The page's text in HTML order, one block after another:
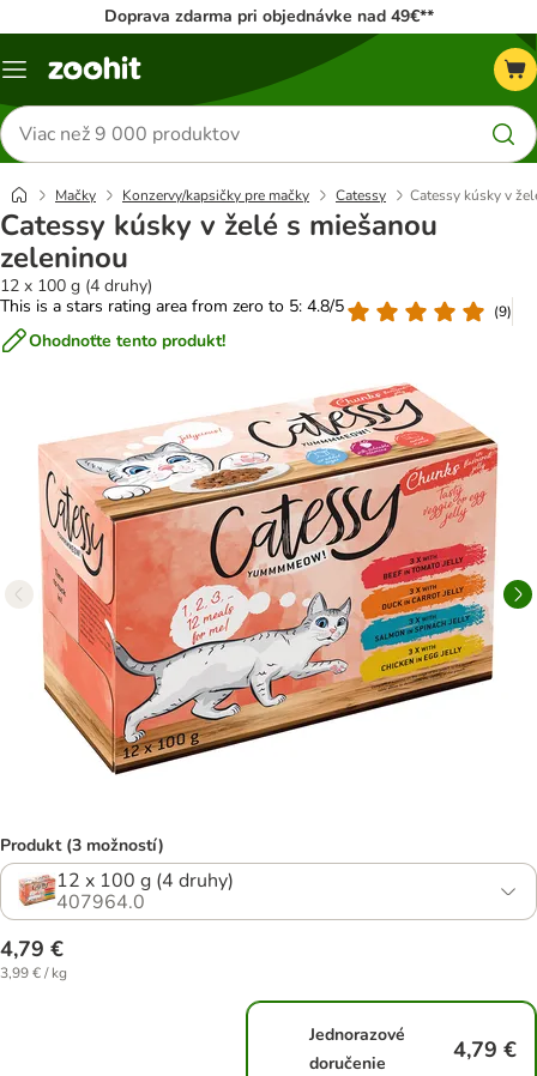
Doprava zdarma pri objednávke nad 49€**
Kategórie
Hľadať
produkty
Mačky Konzervy/kapsičky pre mačky Catessy Catessy kúsky v
Catessy kúsky v želé s miešanou
zeleninou
12 x 100 g (4 druhy)
This is a stars rating area from zero to 5: 4.8/5
(9)
Ohodnoťte tento produkt!
Produkt (3 možností)
12 x 100 g (4 druhy)
407964.0
4,79 €
3,99 € / kg
Jednorazové
doručenie
4,79 €